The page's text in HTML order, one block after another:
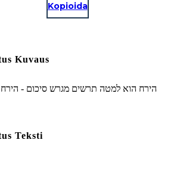
Kopioida
Kuvaus
הירח הוא למטה תרשים מגרש סיכום -
Teksti